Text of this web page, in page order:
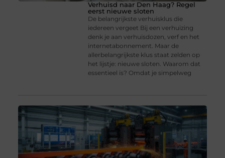
Verhuisd naar Den Haag? Regel
eerst nieuwe sloten
De belangrijkste verhuisklus die
iedereen vergeet Bij een verhuizing
denk je aan verhuisdozen, verf en het
internetabonnement. Maar de
allerbelangrijkste klus staat zelden op
het lijstje: nieuwe sloten. Waarom dat
essentieel is? Omdat je simpelweg